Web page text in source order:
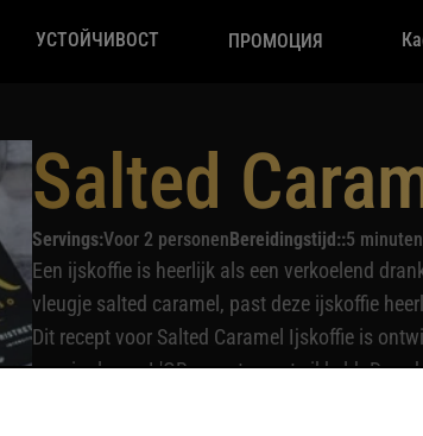
УСТОЙЧИВОСТ ПРОМОЦИЯ
Salted
Servings:Voor 2 personenBereidingstijd::5 minuten
Een ijskoffie is heerlijk als een verkoelend
vleugje salted caramel, past deze ijskoffie
Dit recept voor Salted Caramel Ijskoffie is
speciaal voor L'OR recepten ontwikkeld.
´